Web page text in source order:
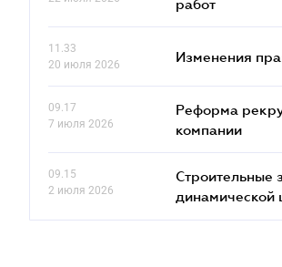
работ
11.33
20 июля 2026
Изменения
09.17
7 июля 2026
Реформа
компании
09.15
2 июля 2026
Строительные
динамической